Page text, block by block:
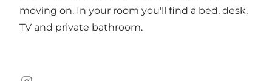
moving on. In your room you'll find a bed, desk,
TV and private bathroom.